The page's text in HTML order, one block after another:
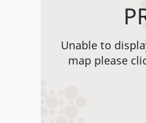
Unable to
map please